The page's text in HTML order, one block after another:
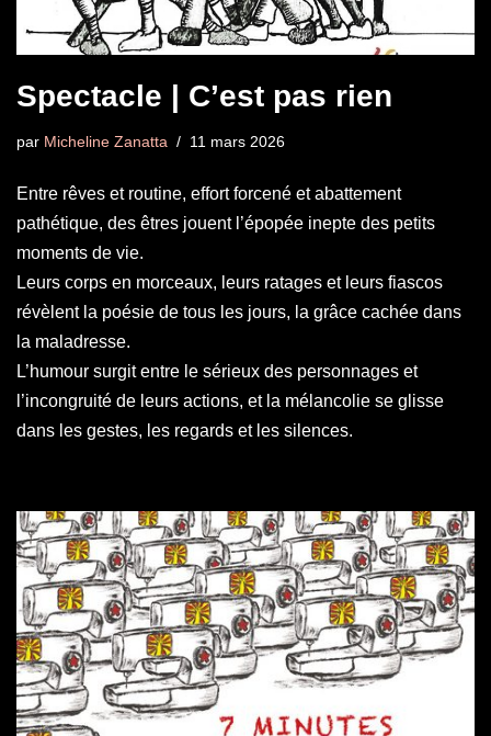
Spectacle | C’est pas rien
par Micheline Zanatta 11 mars 2026
Entre rêves et routine, effort forcené et abattement
pathétique, des êtres jouent l’épopée inepte des petits
moments de vie.
Leurs corps en morceaux, leurs ratages et leurs fiascos
révèlent la poésie de tous les jours, la grâce cachée dans
la maladresse.
L’humour surgit entre le sérieux des personnages et
l’incongruité de leurs actions, et la mélancolie se glisse
dans les gestes, les regards et les silences.